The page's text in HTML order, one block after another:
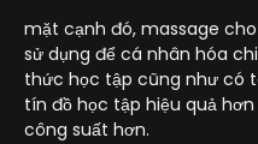
mặt cạnh đó, massage
sử dụng để cá nhân hóa
thức học tập cũng như có
tín đồ học tập hiệu quả
công suất hơn.